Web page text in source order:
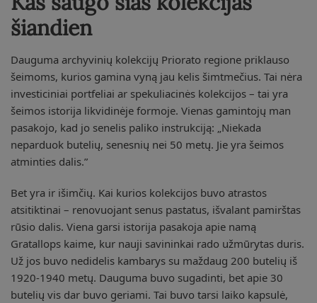
šiandien
Dauguma archyvinių kolekcijų Priorato regione priklauso
šeimoms, kurios gamina vyną jau kelis šimtmečius. Tai nėra
investiciniai portfeliai ar spekuliacinės kolekcijos – tai yra
šeimos istorija likvidinėje formoje. Vienas gamintojų man
pasakojo, kad jo senelis paliko instrukciją: „Niekada
neparduok butelių, senesnių nei 50 metų. Jie yra šeimos
atminties dalis.”
Bet yra ir išimčių. Kai kurios kolekcijos buvo atrastos
atsitiktinai – renovuojant senus pastatus, išvalant pamirštas
rūsio dalis. Viena garsi istorija pasakoja apie namą
Gratallops kaime, kur nauji savininkai rado užmūrytas duris.
Už jos buvo nedidelis kambarys su maždaug 200 butelių iš
1920-1940 metų. Dauguma buvo sugadinti, bet apie 30
butelių vis dar buvo geriami. Tai buvo tarsi laiko kapsulė,